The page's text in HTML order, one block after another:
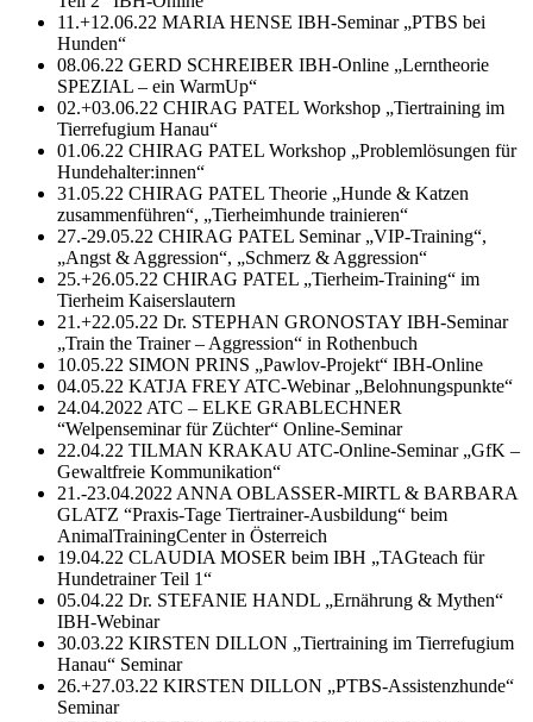
11.+12.06.22 MARIA HENSE IBH-Seminar „PTBS bei
Hunden“
08.06.22 GERD SCHREIBER IBH-Online „Lerntheorie
SPEZIAL – ein WarmUp“
02.+03.06.22 CHIRAG PATEL Workshop „Tiertraining im
Tierrefugium Hanau“
01.06.22 CHIRAG PATEL Workshop „Problemlösungen für
Hundehalter:innen“
31.05.22 CHIRAG PATEL Theorie „Hunde & Katzen
zusammenführen“, „Tierheimhunde trainieren“
27.-29.05.22 CHIRAG PATEL Seminar „VIP-Training“,
„Angst & Aggression“, „Schmerz & Aggression“
25.+26.05.22 CHIRAG PATEL „Tierheim-Training“ im
Tierheim Kaiserslautern
21.+22.05.22 Dr. STEPHAN GRONOSTAY IBH-Seminar
„Train the Trainer – Aggression“ in Rothenbuch
10.05.22 SIMON PRINS „Pawlov-Projekt“ IBH-Online
04.05.22 KATJA FREY ATC-Webinar „Belohnungspunkte“
24.04.2022 ATC – ELKE GRABLECHNER
“Welpenseminar für Züchter“ Online-Seminar
22.04.22 TILMAN KRAKAU ATC-Online-Seminar „GfK –
Gewaltfreie Kommunikation“
21.-23.04.2022 ANNA OBLASSER-MIRTL & BARBARA
GLATZ “Praxis-Tage Tiertrainer-Ausbildung“ beim
AnimalTrainingCenter in Österreich
19.04.22 CLAUDIA MOSER beim IBH „TAGteach für
Hundetrainer Teil 1“
05.04.22 Dr. STEFANIE HANDL „Ernährung & Mythen“
IBH-Webinar
30.03.22 KIRSTEN DILLON „Tiertraining im Tierrefugium
Hanau“ Seminar
26.+27.03.22 KIRSTEN DILLON „PTBS-Assistenzhunde“
Seminar